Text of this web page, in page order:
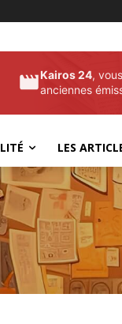
Kairos 24,
anciennes
LES